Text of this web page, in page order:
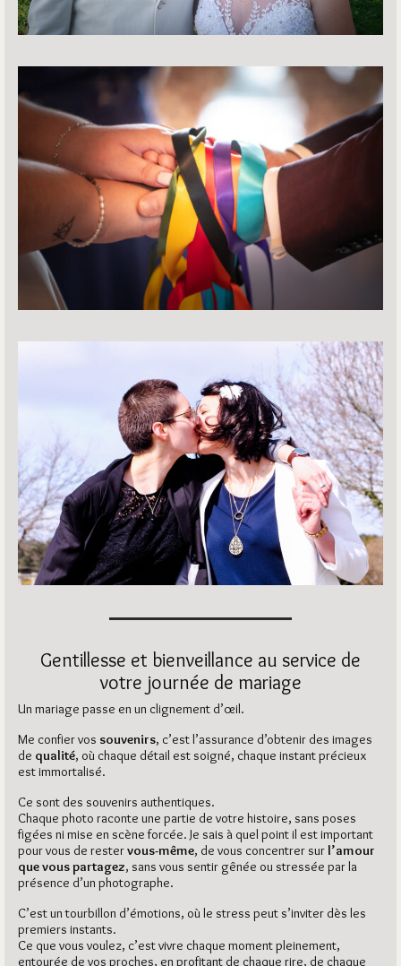
Gentillesse et bienveillance au service de
votre journée de mariage
Un mariage passe en un clignement d’œil.
Me confier vos souvenirs, c’est l’assurance d’obtenir des images
de qualité, où chaque détail est soigné, chaque instant précieux
est immortalisé.
Ce sont des souvenirs authentiques.
Chaque photo raconte une partie de votre histoire, sans poses
figées ni mise en scène forcée. Je sais à quel point il est important
pour vous de restervous-même, de vous concentrer sur l’amour
que vous partagez, sans vous sentir gênée ou stressée par la
présence d’un photographe.
C’est un tourbillon d’émotions, où le stress peut s’inviter dès les
premiers instants.
Ce que vous voulez, c’est vivre chaque moment pleinement,
entourée de vos proches, en profitant de chaque rire, de chaque